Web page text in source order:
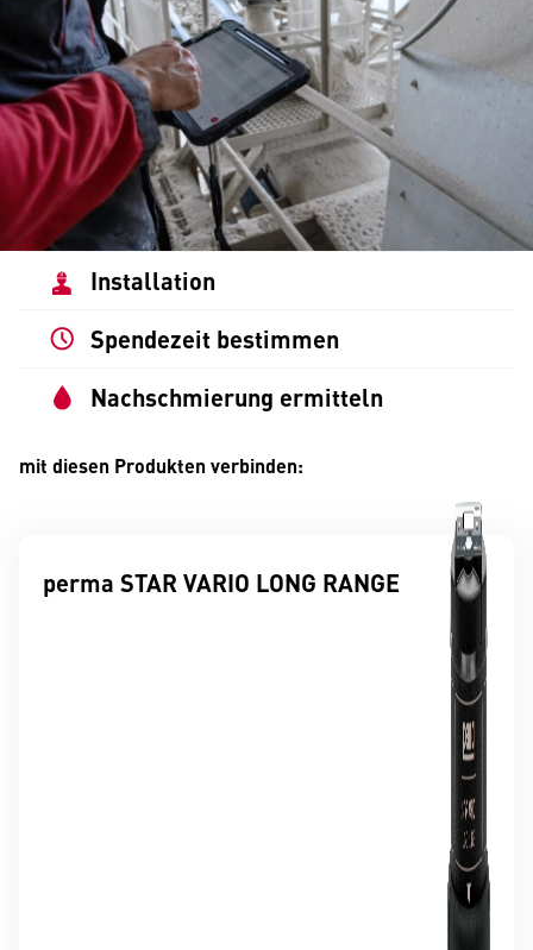
Installation
Spendezeit bestimmen
Nachschmierung ermitteln
mit diesen Produkten verbinden:
perma STAR VARIO LONG RANGE